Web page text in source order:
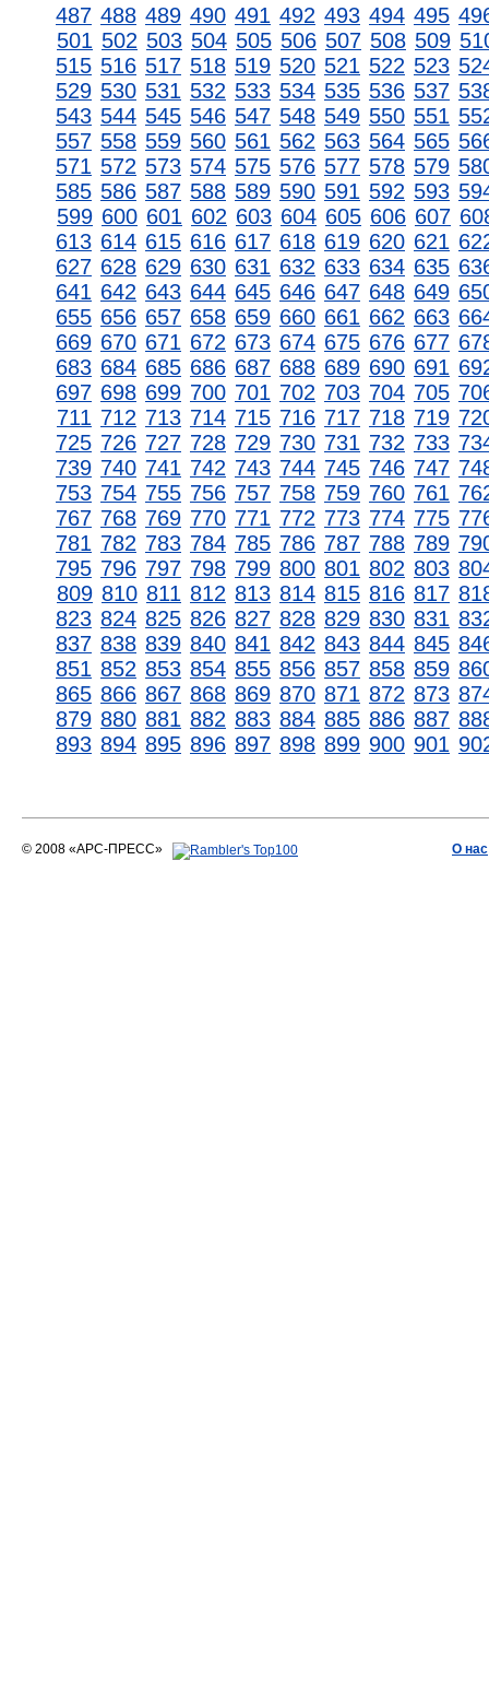
487 488 489 490 491 492 493 494 495
501 502 503 504 505 506 507 508 509
515 516 517 518 519 520 521 522 523
529 530 531 532 533 534 535 536 537
543 544 545 546 547 548 549 550 551
557 558 559 560 561 562 563 564 565
571 572 573 574 575 576 577 578 579
585 586 587 588 589 590 591 592 593
599 600 601 602 603 604 605 606 607
613 614 615 616 617 618 619 620 621
627 628 629 630 631 632 633 634 635
641 642 643 644 645 646 647 648 649
655 656 657 658 659 660 661 662 663
669 670 671 672 673 674 675 676 677
683 684 685 686 687 688 689 690 691
697 698 699 700 701 702 703 704 705
711 712 713 714 715 716 717 718 719
725 726 727 728 729 730 731 732 733
739 740 741 742 743 744 745 746 747
753 754 755 756 757 758 759 760 761
767 768 769 770 771 772 773 774 775
781 782 783 784 785 786 787 788 789
795 796 797 798 799 800 801 802 803
809 810 811 812 813 814 815 816 817
823 824 825 826 827 828 829 830 831
837 838 839 840 841 842 843 844 845
851 852 853 854 855 856 857 858 859
865 866 867 868 869 870 871 872 873
879 880 881 882 883 884 885 886 887
893 894 895 896 897 898 899 900 901
© 2008 «АРС-ПРЕСС» О нас